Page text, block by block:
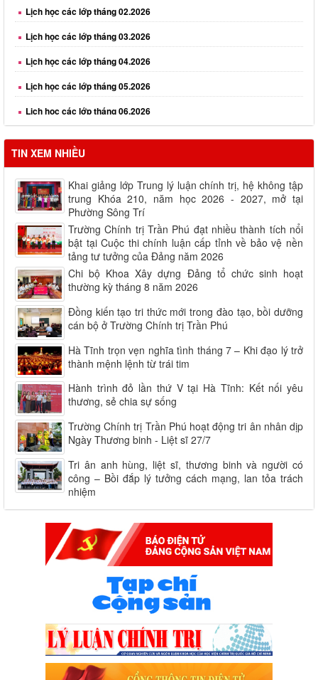
Lịch học các lớp tháng 03.2026
Lịch học các lớp tháng 04.2026
Lịch học các lớp tháng 05.2026
Lịch học các lớp tháng 06.2026
Lịch học các lớp tháng 08.2026
TIN XEM NHIỀU
Khai giảng lớp Trung lý luận chính trị, hệ không tập
trung Khóa 210, năm học 2026 - 2027, mở tại
Phường Sông Trí
Trường Chính trị Trần Phú đạt nhiều thành tích nổi
bật tại Cuộc thi chính luận cấp tỉnh về bảo vệ nền
tảng tư tưởng của Đảng năm 2026
Chi bộ Khoa Xây dựng Đảng tổ chức sinh hoạt
thường kỳ tháng 8 năm 2026
Đồng kiến tạo tri thức mới trong đào tạo, bồi dưỡng
cán bộ ở Trường Chính trị Trần Phú
Hà Tĩnh trọn vẹn nghĩa tình tháng 7 – Khi đạo lý trở
thành mệnh lệnh từ trái tim
Hành trình đỏ lần thứ V tại Hà Tĩnh: Kết nối yêu
thương, sẻ chia sự sống
Trường Chính trị Trần Phú hoạt động tri ân nhân dịp
Ngày Thương binh - Liệt sĩ 27/7
Tri ân anh hùng, liệt sĩ, thương binh và người có
công – Bồi đắp lý tưởng cách mạng, lan tỏa trách
nhiệm